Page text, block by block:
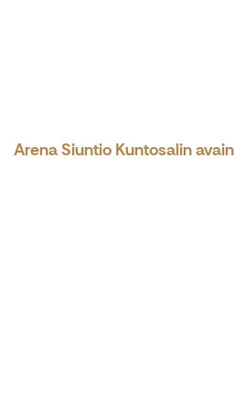
Arena Siuntio Kuntosalin avain